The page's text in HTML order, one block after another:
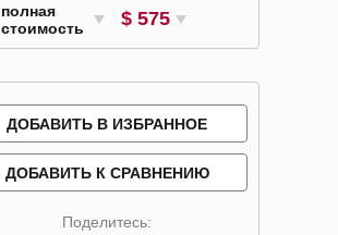
полная
стоимость
$ 575
ДОБАВИТЬ В ИЗБРАННОЕ
ДОБАВИТЬ К СРАВНЕНИЮ
Поделитесь: